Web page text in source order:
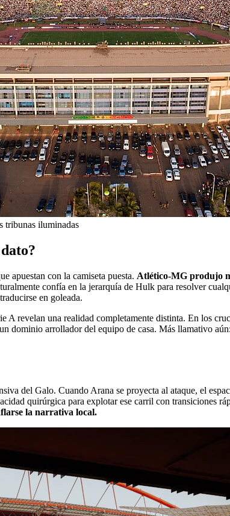
tribunas iluminadas
apuestan con la camiseta puesta. Atlético-MG produjo
confía en la jerarquía de Hulk para resolver
en goleada.
A revelan una realidad completamente distinta. En los
dominio arrollador del equipo de casa. Más llamativo
del Galo. Cuando Arana se proyecta al ataque, el
quirúrgica para explotar ese carril con transiciones
la narrativa local.